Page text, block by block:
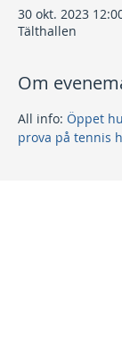
30 okt. 2023
Tälthallen
Om
All info: Öppet
prova på tennis